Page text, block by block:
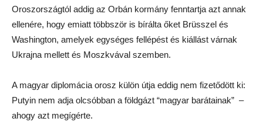
Oroszországtól addig az Orbán kormány fenntartja azt annak
ellenére, hogy emiatt többször is bírálta őket Brüsszel és
Washington, amelyek egységes fellépést és kiállást várnak
Ukrajna mellett és Moszkvával szemben.
A magyar diplomácia orosz külön útja eddig nem fizetődött ki:
Putyin nem adja olcsóbban a földgázt “magyar barátainak” –
ahogy azt megígérte.